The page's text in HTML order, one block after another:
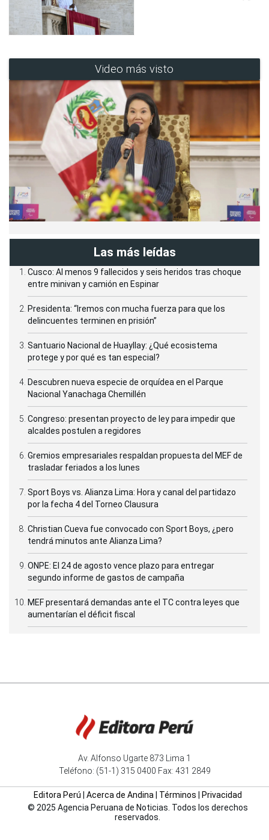
Video más visto
Las más leídas
Cusco: Al menos 9 fallecidos y seis heridos tras choque
entre minivan y camión en Espinar
Presidenta: “Iremos con mucha fuerza para que los
delincuentes terminen en prisión”
Santuario Nacional de Huayllay: ¿Qué ecosistema
protege y por qué es tan especial?
Descubren nueva especie de orquídea en el Parque
Nacional Yanachaga Chemillén
Congreso: presentan proyecto de ley para impedir que
alcaldes postulen a regidores
Gremios empresariales respaldan propuesta del MEF de
trasladar feriados a los lunes
Sport Boys vs. Alianza Lima: Hora y canal del partidazo
por la fecha 4 del Torneo Clausura
Christian Cueva fue convocado con Sport Boys, ¿pero
tendrá minutos ante Alianza Lima?
ONPE: El 24 de agosto vence plazo para entregar
segundo informe de gastos de campaña
MEF presentará demandas ante el TC contra leyes que
aumentarían el déficit fiscal
Av. Alfonso Ugarte 873 Lima 1
Teléfono: (51-1) 315 0400 Fax: 431 2849
Editora Perú Acerca de Andina Términos
Privacidad
© 2025 Agencia Peruana de Noticias. Todos los derechos
reservados.